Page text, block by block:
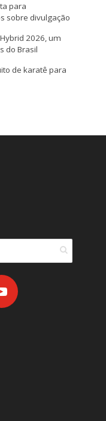
para
sobre divulgação
2026, um
do Brasil
de karatê para